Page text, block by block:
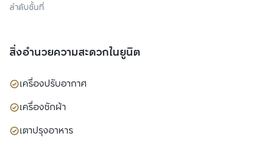
ลำดับชั้นที่
สิ่งอำนวยความสะดวกในยูนิต
เครื่องปรับอากาศ
เครื่องซักผ้า
เตาปรุงอาหาร